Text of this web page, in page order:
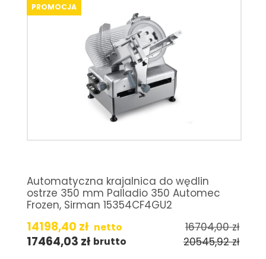
PROMOCJA
Automatyczna krajalnica do wędlin
ostrze 350 mm Palladio 350 Automec
Frozen, Sirman 15354CF4GU2
14198,40 zł netto 16704,00zł
17464,03 zł brutto 20545,92zł